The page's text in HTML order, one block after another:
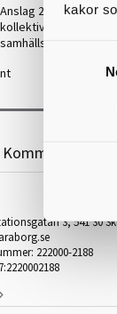
kakor
Anslag 2026-06-05
kollektivtrafik- och
3, 541 30
222000-2188